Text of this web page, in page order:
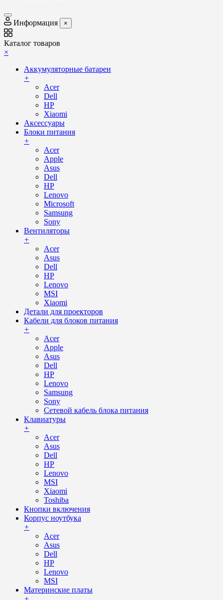
Информация ×
Каталог товаров
×
Аккумуляторные батареи
+
Acer
Dell
HP
Xiaomi
Аксессуары
Блоки питания
+
Acer
Apple
Asus
Dell
HP
Lenovo
Microsoft
Samsung
Sony
Вентиляторы
+
Acer
Asus
Dell
HP
Lenovo
MSI
Xiaomi
Детали для проекторов
Кабели для блоков питания
+
Acer
Apple
Asus
Dell
HP
Lenovo
Samsung
Sony
Сетевой кабель блока питания
Клавиатуры
+
Acer
Asus
Dell
HP
Lenovo
MSI
Xiaomi
Toshiba
Кнопки включения
Корпус ноутбука
+
Acer
Asus
Dell
HP
Lenovo
MSI
Материнские платы